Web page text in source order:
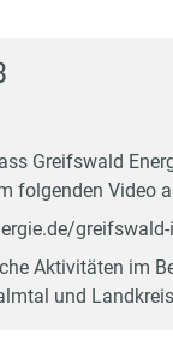
Greifswald
folgenden Video
Aktivitäten im
und